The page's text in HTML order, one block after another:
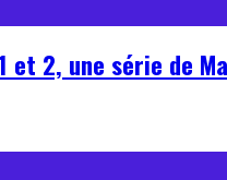
et 2, une série de